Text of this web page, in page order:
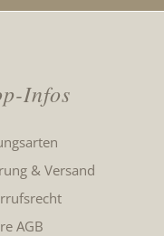
Infos
& Versand
AGB